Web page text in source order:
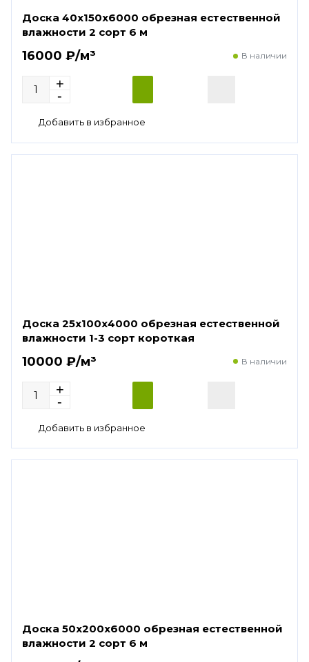
Доска 40х150х6000 обрезная естественной
влажности 2 сорт 6 м
16000 ₽/м³ В наличии
Доска 25х100х4000 обрезная естественной
влажности 1-3 сорт короткая
10000 ₽/м³ В наличии
Доска 50х200х6000 обрезная естественной
влажности 2 сорт 6 м